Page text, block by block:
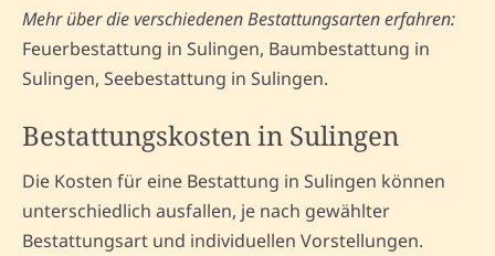
Mehr über die verschiedenen Bestattungsarten erfahren:
Feuerbestattung in Sulingen, Baumbestattung in
Sulingen, Seebestattung in Sulingen.
Bestattungskosten in Sulingen
Die Kosten für eine Bestattung in Sulingen können
unterschiedlich ausfallen, je nach gewählter
Bestattungsart und individuellen Vorstellungen.